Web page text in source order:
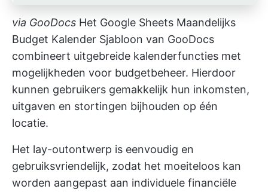
via GooDocs Het Google Sheets Maandelijks
Budget Kalender Sjabloon van GooDocs
combineert uitgebreide kalenderfuncties met
mogelijkheden voor budgetbeheer. Hierdoor
kunnen gebruikers gemakkelijk hun inkomsten,
uitgaven en stortingen bijhouden op één
locatie.
Het lay-outontwerp is eenvoudig en
gebruiksvriendelijk, zodat het moeiteloos kan
worden aangepast aan individuele financiële